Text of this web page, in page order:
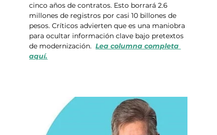
cinco años de contratos. Esto borrará 2.6
millones de registros por casi 10 billones de
pesos. Críticos advierten que es una maniobra
para ocultar información clave bajo pretextos
de modernización. Lea columna completa
aquí.